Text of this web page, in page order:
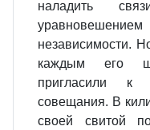
наладить
независимости.
каждым его
пригласили к
совещания. В
своей свитой